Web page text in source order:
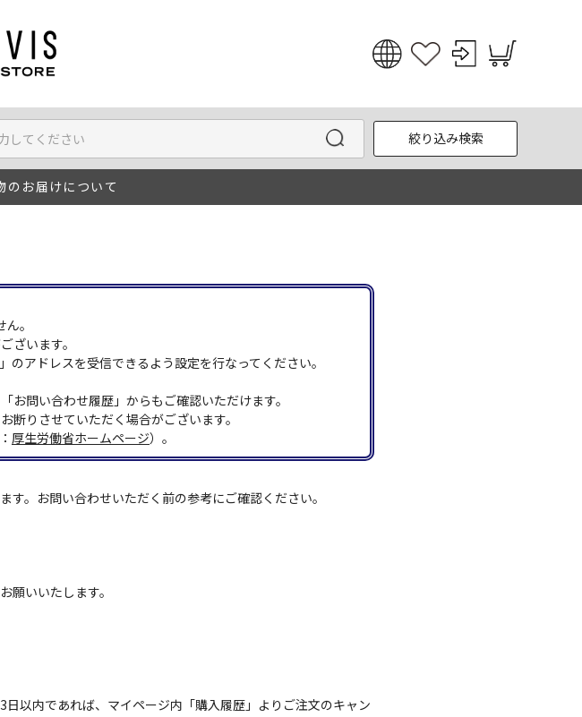
English
한국어
絞り込み検索
お届けについて
。
ざいます。
アドレスを受信できるよう設定を行なってください。
問い合わせ履歴」からもご確認いただけます。
りさせていただく場合がございます。
厚生労働省ホームページ）。
す。お問い合わせいただく前の参考にご確認ください。
願いいたします。
以内であれば、マイページ内「購入履歴」よりご注文のキャン